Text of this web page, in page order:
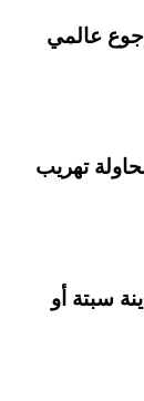
جوع عالمي
تهريب
سبتة أو